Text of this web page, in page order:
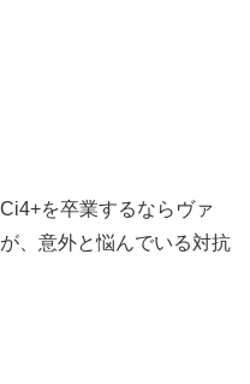
を卒業するならヴァ
、意外と悩んでいる対抗